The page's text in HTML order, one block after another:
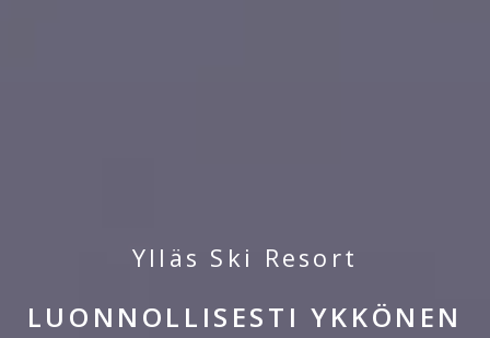
Ylläs Ski Resort
LUONNOLLISESTI YKKÖNEN